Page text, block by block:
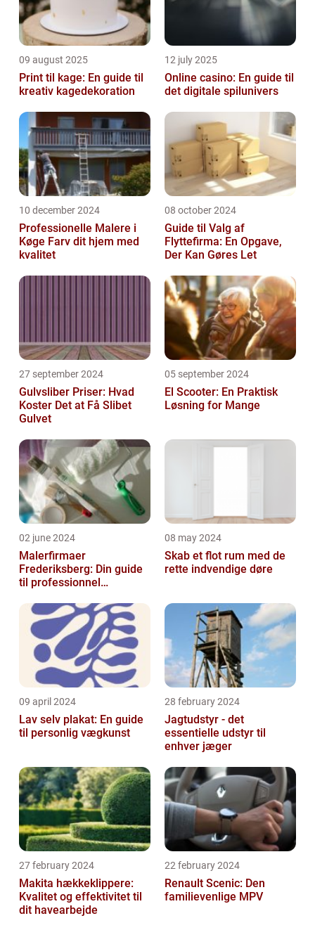
09 august 2025
Print til kage: En guide til
kreativ kagedekoration
12 july 2025
Online casino: En guide til
det digitale spilunivers
10 december 2024
Professionelle Malere i
Køge Farv dit hjem med
kvalitet
08 october 2024
Guide til Valg af
Flyttefirma: En Opgave,
Der Kan Gøres Let
27 september 2024
Gulvsliber Priser: Hvad
Koster Det at Få Slibet
Gulvet
05 september 2024
El Scooter: En Praktisk
Løsning for Mange
02 june 2024
Malerfirmaer
Frederiksberg: Din guide
til professionnel
08 may 2024
Skab et flot rum med de
rette indvendige døre
09 april 2024
Lav selv plakat: En guide
til personlig vægkunst
28 february 2024
Jagtudstyr - det
essentielle udstyr til
enhver jæger
27 february 2024
Makita hækkeklippere:
Kvalitet og effektivitet til
dit havearbejde
22 february 2024
Renault Scenic: Den
familievenlige MPV